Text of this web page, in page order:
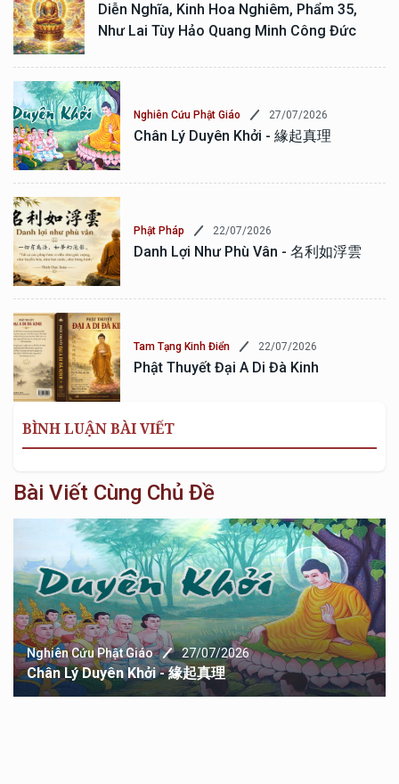
Diễn Nghĩa, Kinh Hoa Nghiêm, Phẩm 35,
Như Lai Tùy Hảo Quang Minh Công Đức
Nghiên Cứu Phật Giáo 27/07/2026
Chân Lý Duyên Khởi - 緣起真理
Phật Pháp 22/07/2026
Danh Lợi Như Phù Vân - 名利如浮雲
Tam Tạng Kinh Điển 22/07/2026
Phật Thuyết Đại A Di Đà Kinh
BÌNH LUẬN BÀI VIẾT
Bài Viết Cùng Chủ Đề
Nghiên Cứu Phật Giáo 27/07/2026
Chân Lý Duyên Khởi - 緣起真理